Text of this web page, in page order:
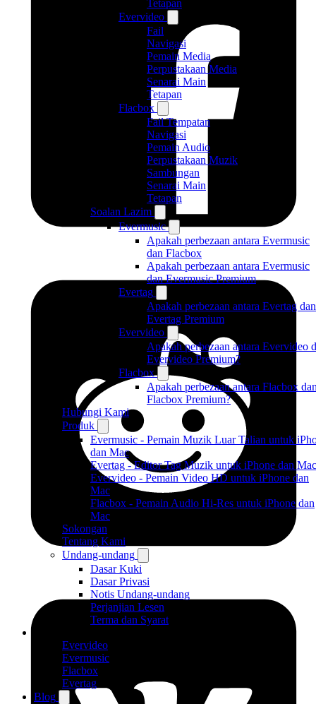
Tetapan
Evervideo
Fail
Navigasi
Pemain Media
Perpustakaan Media
Senarai Main
Tetapan
Flacbox
Fail Tempatan
Navigasi
Pemain Audio
Perpustakaan Muzik
Sambungan
Senarai Main
Tetapan
Soalan Lazim
Evermusic
Apakah perbezaan antara Evermusic
dan Flacbox
Apakah perbezaan antara Evermusic
dan Evermusic Premium
Evertag
Apakah perbezaan antara Evertag dan
Evertag Premium
Evervideo
Apakah perbezaan antara Evervideo
Evervideo Premium?
Flacbox
Apakah perbezaan antara Flacbox
Flacbox Premium?
Hubungi Kami
Produk
Evermusic - Pemain Muzik Luar Talian untuk
dan Mac
Evertag - Editor Tag Muzik untuk iPhone dan Mac
Evervideo - Pemain Video HD untuk iPhone dan
Mac
Flacbox - Pemain Audio Hi-Res untuk iPhone dan
Mac
Sokongan
Tentang Kami
Undang-undang
Dasar Kuki
Dasar Privasi
Notis Undang-undang
Perjanjian Lesen
Terma dan Syarat
Evervideo
Evermusic
Flacbox
Evertag
Blog